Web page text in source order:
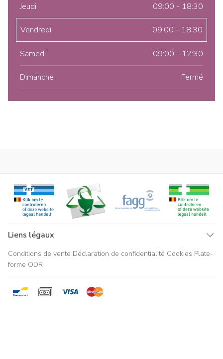
Jeudi 09:00 - 18:30
Vendredi 09:00 - 18:30
Samedi 09:00 - 12:30
Dimanche Fermé
Liens légaux
Conditions de vente Déclaration de confidentialité Cookies Plate-
forme ODR